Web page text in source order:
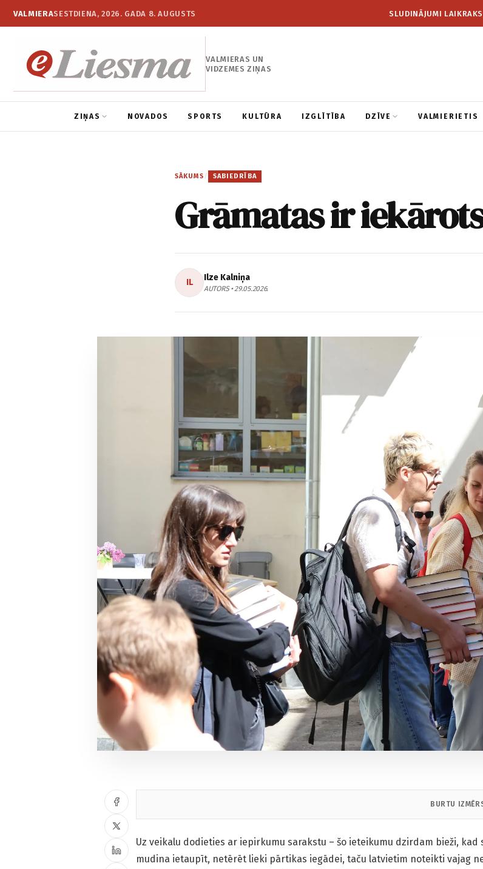
VALMIERASESTDIENA, 2026. GADA 8. AUGUSTS SLUDINĀJUMI
VALMIERAS UN
VIDZEMES ZIŅAS
ZIŅAS NOVADOS SPORTS KULTŪRA IZGLĪTĪBA DZĪVE VALMIERIETIS
SĀKUMS / SABIEDRĪBA
Grāmatas ir
IL Ilze Kalniņa
AUTORS • 29.05.2026.
BURTU
Uz veikalu dodieties ar iepirkumu sarakstu – šo ieteikumu dzirdam bieži, kad
mudina ietaupīt, netērēt lieki pārtikas iegādei, taču latvietim noteikti vajag